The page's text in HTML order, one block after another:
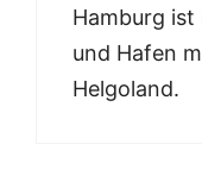
Hamburg ist
und Hafen
Helgoland.